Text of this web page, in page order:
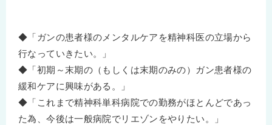
◆「ガンの患者様のメンタルケアを精神科医の立場から
行なっていきたい。」
◆「初期～末期の（もしくは末期のみの）ガン患者様の
緩和ケアに興味がある。」
◆「これまで精神科単科病院での勤務がほとんどであっ
た為、今後は一般病院でリエゾンをやりたい。」